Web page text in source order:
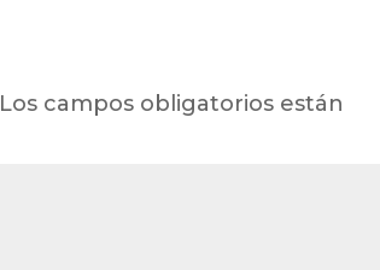
Los campos obligatorios están